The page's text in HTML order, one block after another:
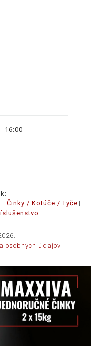
16:00
Činky / Kotúče / Tyče
osobných údajov